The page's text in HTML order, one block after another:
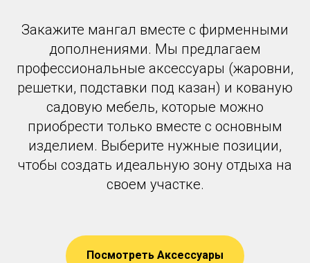
Закажите мангал вместе с фирменными
дополнениями. Мы предлагаем
профессиональные аксессуары (жаровни,
решетки, подставки под казан) и кованую
садовую мебель, которые можно
приобрести только вместе с основным
изделием. Выберите нужные позиции,
чтобы создать идеальную зону отдыха на
своем участке.
Посмотреть Аксессуары